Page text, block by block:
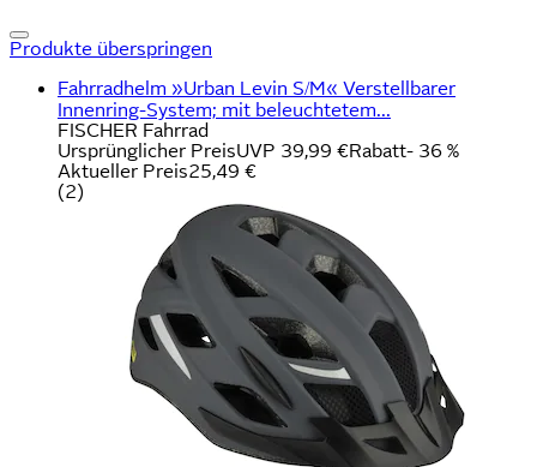
Produkte überspringen
Fahrradhelm »Urban Levin S/M« Verstellbarer
Innenring-System; mit beleuchtetem...
FISCHER Fahrrad
Ursprünglicher PreisUVP 39,99 €Rabatt- 36 %
Aktueller Preis25,49 €
(2)